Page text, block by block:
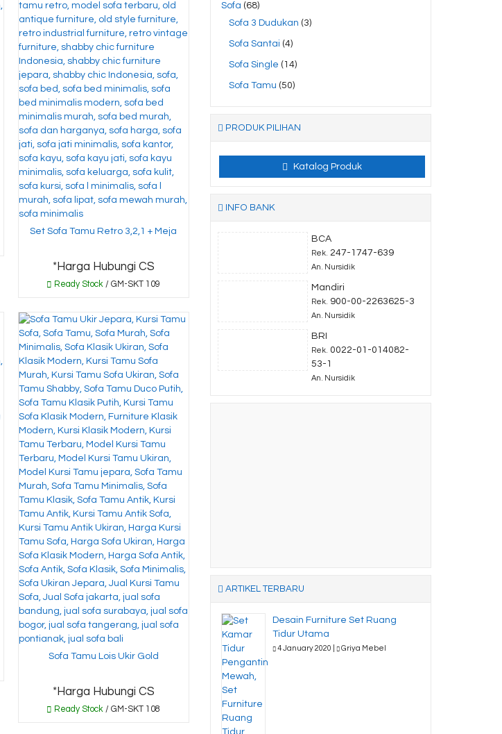
Set Sofa Tamu Retro 3,2,1 + Meja
*Harga Hubungi CS
Ready Stock / GM-SKT 109
Sofa Tamu Lois Ukir Gold
*Harga Hubungi CS
Ready Stock / GM-SKT 108
Sofa (68)
Sofa 3 Dudukan (3)
Sofa Santai (4)
Sofa Single (14)
Sofa Tamu (50)
PRODUK PILIHAN
Katalog Produk
INFO BANK
BCA
Rek. 247-1747-639
An. Nursidik
Mandiri
Rek. 900-00-2263625-3
An. Nursidik
BRI
Rek.
0022-01-014082-
53-1
An. Nursidik
ARTIKEL TERBARU
Desain Furniture Set Ruang
Tidur Utama
4 January 2020 | Griya Mebel